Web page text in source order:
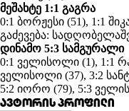
მეშახტე 1:1 გაგრა
0:1 ბორჟესი (51), 1:1
გაძევება:
დინამო 5:3 სამგურალი
0:1 ველისოლი (1), 1:1
ველისოლი (37), 3:2
5:2 იორო (79), 5:3
ავტორის პროფილი